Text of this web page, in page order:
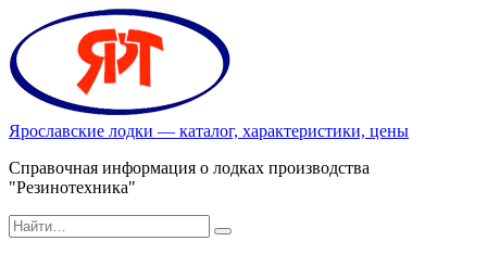
Перейти
содержанию
Ярославские лодки — каталог, характеристики, цены
Справочная информация о лодках производства
"Резинотехника"
Search
for: